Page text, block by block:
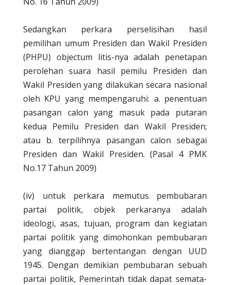
Sedangkan perkara perselisihan hasil
pemilihan umum Presiden dan Wakil Presiden
(PHPU) objectum litis-nya adalah penetapan
perolehan suara hasil pemilu Presiden dan
Wakil Presiden yang dilakukan secara nasional
oleh KPU yang mempengaruhi: a. penentuan
pasangan calon yang masuk pada putaran
kedua Pemilu Presiden dan Wakil Presiden;
atau b. terpilihnya pasangan calon sebagai
Presiden dan Wakil Presiden. (Pasal 4 PMK
No.17 Tahun 2009)
(iv) untuk perkara memutus pembubaran
partai politik, objek perkaranya adalah
ideologi, asas, tujuan, program dan kegiatan
partai politik yang dimohonkan pembubaran
yang dianggap bertentangan dengan UUD
1945. Dengan demikian pembubaran sebuah
partai politik, Pemerintah tidak dapat semata-